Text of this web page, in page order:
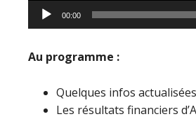
Lecteur
audio
00:00
Au programme :
Quelques infos
Les résultats financiers